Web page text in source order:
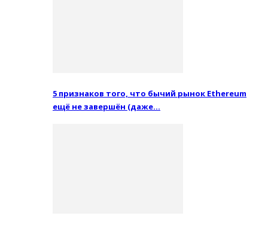
5 признаков того, что бычий рынок Ethereum
ещё не завершён (даже…